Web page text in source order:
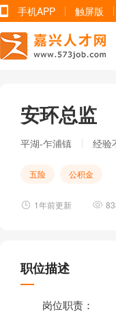
手机APP 触屏版
安环总监
平湖-乍浦镇 经验
五险 公积金
1年前更新
职位描述
岗位职责：